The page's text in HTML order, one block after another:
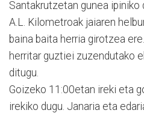
Santakrutzetan gunea ipiniko
A.L. Kilometroak jaiaren
baina baita herria girotzea
herritar guztiei zuzendutako
ditugu.
Goizeko 11:00etan ireki eta
irekiko dugu. Janaria eta